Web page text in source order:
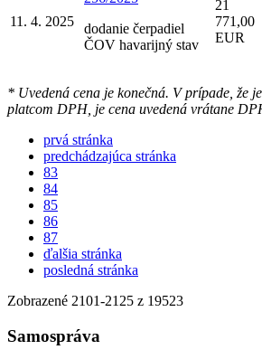
11. 4. 2025
dodanie čerpadiel
ČOV havarijný stav
21
771,00
EUR
* Uvedená cena je konečná. V prípade, že
platcom DPH, je cena uvedená vrátane
prvá stránka
predchádzajúca stránka
83
84
85
86
87
ďalšia stránka
posledná stránka
Zobrazené 2101-2125 z 19523
Samospráva